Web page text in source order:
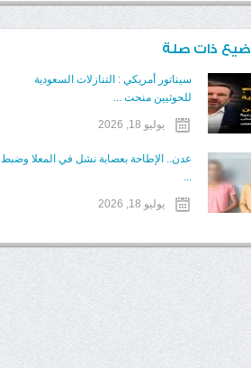
ذات صلة
سيناتور أمريكي : التنازلات السعودية
للحوثيين منحت ...
يوليو 18, 2026
عدن.. الإطاحة بعصابة نشل في المعلا وضبط
...
يوليو 18, 2026